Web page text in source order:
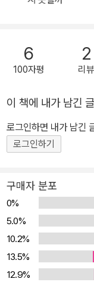
다루는 언어학을 아우르는
은 의지의 문제일까?
내게서 성사된 것’인가? 2020년, 일명 ‘조두순 사건’의 조두순이 출
리는 범죄 유형이 생
라는 청와대 청원이 화
은 국민이 법의 모순
종 있다. 형법상 범죄
구되기 때문에, 주체적
대한 모든 책임을 묻
은 음주 자체가 스스로
강제로 술을 마시게 한
을 져야 한다는 것이다
하는 것일까? 의지가 행위의 처음 단계에 있는지 없는지도 불분명하
6
100자평
2
리뷰
이 책에 내가 남긴 글
로그인하면 내가 남긴
로그인하기
구매자 분포
0%
5.0%
10.2%
13.5%
12.9%